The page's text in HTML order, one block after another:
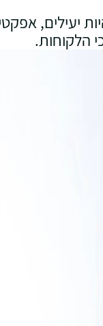
יעילים,
הלקוחות.